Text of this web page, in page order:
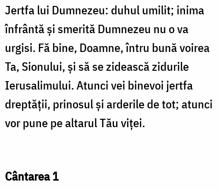
Jertfa lui Dumnezeu: duhul umilit; inima
înfrântă şi smerită Dumnezeu nu o va
urgisi. Fă bine, Doamne, întru bună voirea
Ta, Sionului, şi să se zidească zidurile
Ierusalimului. Atunci vei binevoi jertfa
dreptăţii, prinosul şi arderile de tot; atunci
vor pune pe altarul Tău viţei.
Cântarea 1